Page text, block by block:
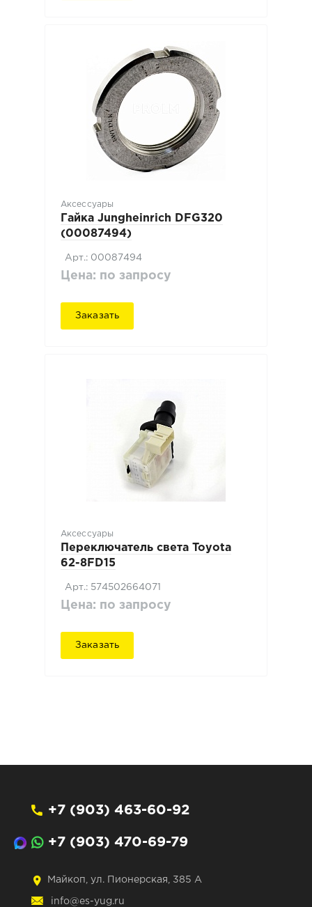
Аксессуары
Гайка Jungheinrich DFG320
(00087494)
Арт.: 00087494
Цена: по запросу
Заказать
Аксессуары
Переключатель света Toyota
62-8FD15
Арт.: 574502664071
Цена: по запросу
Заказать
+7 (903) 463-60-92
+7 (903) 470-69-79
Майкоп, ул. Пионерская, 385 А
info@es-yug.ru